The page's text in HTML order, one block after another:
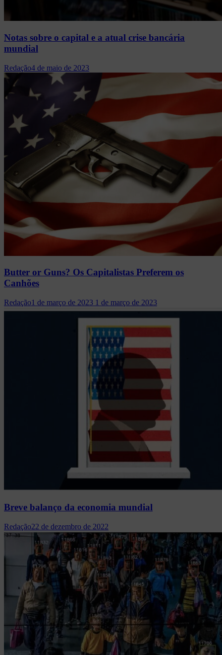
Notas sobre o capital e a atual crise bancária
mundial
Redação4 de maio de 2023
Butter or Guns? Os Capitalistas Preferem os
Canhões
Redação1 de março de 2023 1 de março de 2023
Breve balanço da economia mundial
Redação22 de dezembro de 2022